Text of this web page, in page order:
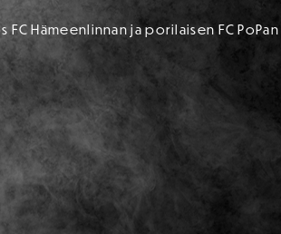
Hämeenlinnan ja porilaisen FC